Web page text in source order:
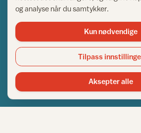
Norsk råd for hjem og
Copyright © 1995-2026. All
Ansvarlig redaktør: Helge Bod
Utgiver: IFI - Norsk råd for hjem
og analyse når du samtykker.
Kun nødvendige
Tilpass
Aksepter alle